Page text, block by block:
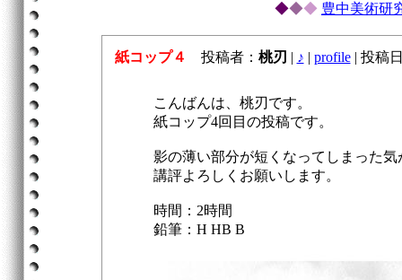
◆◆◆ 豊中美術研
紙コップ４ 投稿者： 桃刃 | ♪ | profile| 投稿
こんばんは、桃刃です。
紙コップ4回目の投稿です。
影の薄い部分が短くなってしまった気
講評よろしくお願いします。
時間：2時間
鉛筆：H HB B